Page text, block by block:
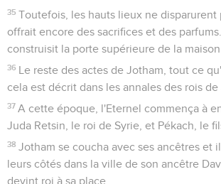
Osée, roi d'Israël; prise de
1 La douzième année du règne d'Achaz sur
d'Ela, devint roi d'Israël à Samarie. Il régna
2
Il fit ce qui est mal aux yeux de l'Eternel,
que les rois d'Israël qui l'avaient précédé.
3
Salmanasar, le roi d'Assyrie, monta
asservi et lui paya un tribut.
4
Cependant, le roi d'Assyrie découvrit
conspiré contre lui en envoyant des